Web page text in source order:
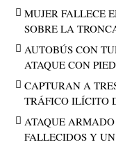
MUJER FALLECE
SOBRE LA
AUTOBÚS CON
ATAQUE CON
CAPTURAN A
TRÁFICO ILÍCITO
ATAQUE
FALLECIDOS Y